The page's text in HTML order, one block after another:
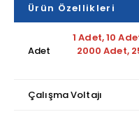
Ürün Özellikleri
Adet
1 Adet, 10
2000 Adet,
Çalışma Voltajı